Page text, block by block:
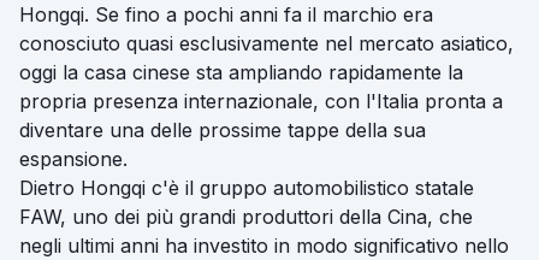
Hongqi. Se fino a pochi anni fa il marchio era
conosciuto quasi esclusivamente nel mercato asiatico,
oggi la casa cinese sta ampliando rapidamente la
propria presenza internazionale, con l'Italia pronta a
diventare una delle prossime tappe della sua
espansione.
Dietro Hongqi c'è il gruppo automobilistico statale
FAW, uno dei più grandi produttori della Cina, che
negli ultimi anni ha investito in modo significativo nello